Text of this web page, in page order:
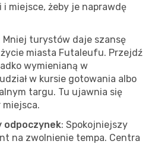
miejsce, żeby je naprawdę
Mniej turystów daje szansę
miasta Futaleufu. Przejdź
wymienianą w
w kursie gotowania albo
targu. Tu ujawnia się
odpoczynek: Spokojniejszy
na zwolnienie tempa. Centra